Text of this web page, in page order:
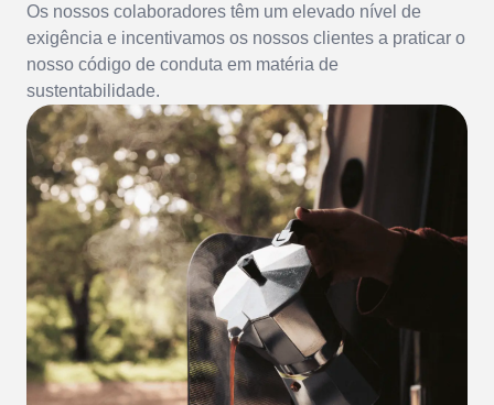
Os nossos colaboradores têm um elevado nível de
exigência e incentivamos os nossos clientes a praticar o
nosso código de conduta em matéria de
sustentabilidade.